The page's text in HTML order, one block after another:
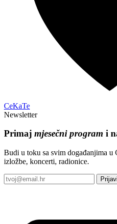
CeKaTe
Newsletter
Primaj mjesečni program i
Budi u toku sa svim događanjima
izložbe, koncerti, radionice.